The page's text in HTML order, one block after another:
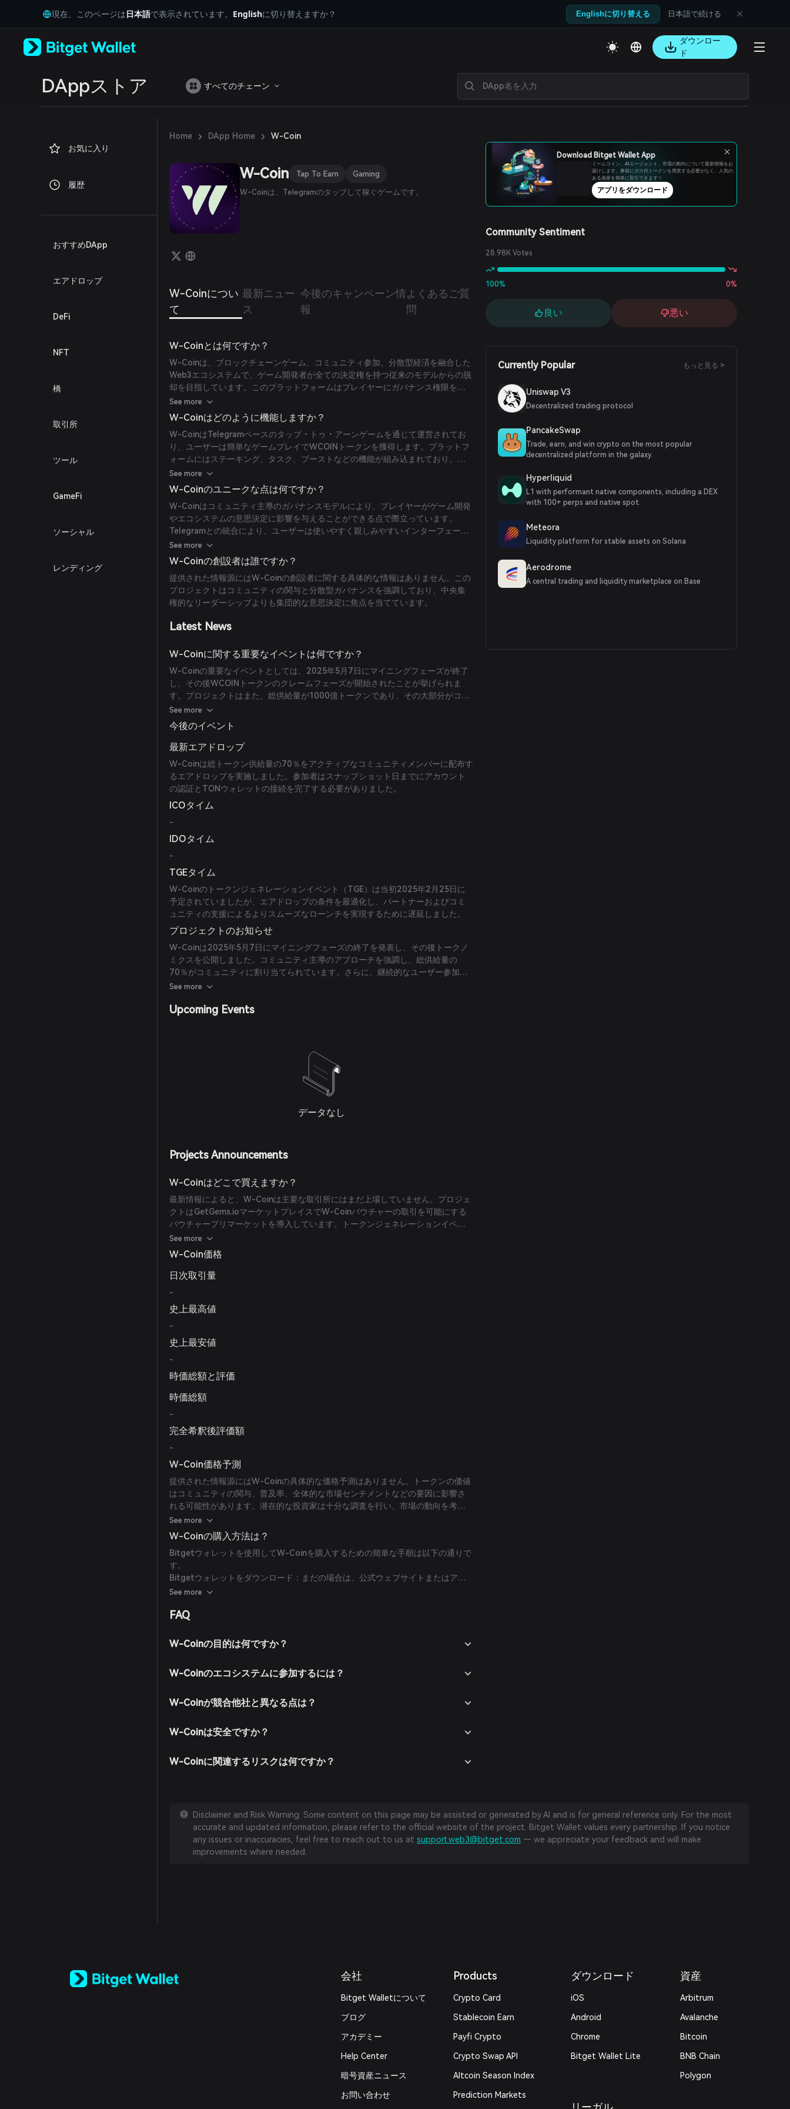
Tiếng Việt
Русский
Español (Latinoamérica)
Português (Portugal)
Bahasa Indonesia
Español (Argentina)
現在、このページは日本語で表示されています。 Englishに切り替えますか？ Englishに切り替える 日本語で続ける
ダウンロー
ド
DAppストア すべてのチェーン
お気に入り
履歴
おすすめDApp
エアドロップ
DeFi
NFT
橋
取引所
ツール
GameFi
ソーシャル
レンディング
Home › DApp Home › W-Coin
W-Coin Tap To Earn Gaming
W-Coinは、Telegramのタップして稼ぐゲームです。
W-Coinについ
て
最新ニュー
ス
今後のキャンペーン情
報
よくあるご質
問
W-Coinとは何ですか？
W-Coinは、ブロックチェーンゲーム、コミュニティ参加、分散型経済を融合した
Web3エコシステムで、ゲーム開発者が全ての決定権を持つ従来のモデルからの脱
却を目指しています。このプラットフォームはプレイヤーにガバナンス権限を付
与し、ブロックチェーン技術と透明な投票システムを活用して、全ての参加者が
ゲーム内世界に実際の影響を与えることを保証します。多くの中央集権運営のゲ
ームとは異なり、W-Coinはプレイヤーを単なるユーザーではなく共同クリエイタ
ーとして扱います。ゲーム開発の方向性、機能のアップグレード、さらには基盤
となるブロックチェーンの選定までもがコミュニティ全体の投票によって決定さ
れ、真の分散化を実現しています。
See more
W-Coinはどのように機能しますか？
W-CoinはTelegramベースのタップ・トゥ・アーンゲームを通じて運営されてお
り、ユーザーは簡単なゲームプレイでWCOINトークンを獲得します。プラットフ
ォームにはステーキング、タスク、ブーストなどの機能が組み込まれており、ユ
ーザーのエンゲージメントとトークンの蓄積を促進します。さらに、W-Coinは3
日連続でログインしないユーザーに対して毎日一定割合のトークン割当が減少す
る非アクティブバーンポリシーを採用し、継続的な参加を奨励しています。
See more
W-Coinのユニークな点は何ですか？
W-Coinはコミュニティ主導のガバナンスモデルにより、プレイヤーがゲーム開発
やエコシステムの意思決定に影響を与えることができる点で際立っています。
Telegramとの統合により、ユーザーは使いやすく親しみやすいインターフェース
を利用できます。さらに、W-Coinのトークノミクスはコミュニティへの関与を重
視しており、総供給量の70％がエアドロップやステーキングプールを通じてコミ
ュニティに割り当てられ、ユーザーがプロジェクトの成功に大きな利害関係を持
つことを保証しています。
See more
W-Coinの創設者は誰ですか？
提供された情報源にはW-Coinの創設者に関する具体的な情報はありません。この
プロジェクトはコミュニティの関与と分散型ガバナンスを強調しており、中央集
権的なリーダーシップよりも集団的な意思決定に焦点を当てています。
Latest News
W-Coinに関する重要なイベントは何ですか？
W-Coinの重要なイベントとしては、2025年5月7日にマイニングフェーズが終了
し、その後WCOINトークンのクレームフェーズが開始されたことが挙げられま
す。プロジェクトはまた、総供給量が1000億トークンであり、その大部分がコミ
ュニティに割り当てられるトークノミクスを発表しました。さらに、W-Coinの公
式上場は2025年2月25日に予定されており、エアドロップの条件を最適化しスム
ーズなローンチを目指しています。
See more
今後のイベント
最新エアドロップ
W-Coinは総トークン供給量の70％をアクティブなコミュニティメンバーに配布す
るエアドロップを実施しました。参加者はスナップショット日までにアカウント
の認証とTONウォレットの接続を完了する必要がありました。
ICOタイム
-
IDOタイム
-
TGEタイム
W-Coinのトークンジェネレーションイベント（TGE）は当初2025年2月25日に
予定されていましたが、エアドロップの条件を最適化し、パートナーおよびコミ
ュニティの支援によるよりスムーズなローンチを実現するために遅延しました。
プロジェクトのお知らせ
W-Coinは2025年5月7日にマイニングフェーズの終了を発表し、その後トークノ
ミクスを公開しました。コミュニティ主導のアプローチを強調し、総供給量の
70％がコミュニティに割り当てられています。さらに、継続的なユーザー参加を
促進するための非アクティブバーンポリシーも導入しました。
See more
Upcoming Events
データなし
Projects Announcements
W-Coinはどこで買えますか？
最新情報によると、W-Coinは主要な取引所にはまだ上場していません。プロジェ
クトはGetGems.ioマーケットプレイスでW-Coinバウチャーの取引を可能にする
バウチャープリマーケットを導入しています。トークンジェネレーションイベン
ト（TGE）が行われると、これらのバウチャーはWCOINトークンに変換可能とな
ります。
See more
W-Coin価格
日次取引量
-
史上最高値
-
史上最安値
-
時価総額と評価
時価総額
-
完全希釈後評価額
-
W-Coin価格予測
提供された情報源にはW-Coinの具体的な価格予測はありません。トークンの価値
はコミュニティの関与、普及率、全体的な市場センチメントなどの要因に影響さ
れる可能性があります。潜在的な投資家は十分な調査を行い、市場の動向を考慮
した上で投資判断を行うべきです。
See more
W-Coinの購入方法は？
Bitgetウォレットを使用してW-Coinを購入するための簡単な手順は以下の通りで
す。
Bitgetウォレットをダウンロード：まだの場合は、公式ウェブサイトまたはアプ
リストアからBitgetウォレットアプリをダウンロードしてください。
ます。強力なパスワードでアカウントを保護してください。
貨で暗号を購入してBitgetウォレットに資金を入金します。
マーケットへ移動：Bitgetウォレット内のマーケットセクションに移動し、W-
注文を出す：希望する取引ペア（例：W-Coin/USDT）を選択し、購入したい額を
See more
FAQ
W-Coinの目的は何ですか？
W-Coinのエコシステムに参加するには？
W-Coinが競合他社と異なる点は？
W-Coinは安全ですか？
W-Coinに関連するリスクは何ですか？
Download Bitget Wallet App
ミームコイン、AIエージェント、市場の動向について最新情報をお
届けします。事前にガス代トークンを用意する必要がなく、人気の
ある資産を簡単に取引できます！
アプリをダウンロード
Community Sentiment
28.98K Votes
100% 0%
良い 悪い
Currently Popular もっと見る >
Uniswap V3
Decentralized trading protocol
PancakeSwap
Trade, earn, and win crypto on the most popular
decentralized platform in the galaxy.
Hyperliquid
L1 with performant native components, including a DEX
with 100+ perps and native spot.
Meteora
Liquidity platform for stable assets on Solana
Aerodrome
A central trading and liquidity marketplace on Base
Disclaimer and Risk Warning: Some content on this page may be assisted or generated by AI and is for general reference only. For the most
accurate and updated information, please refer to the official website of the project. Bitget Wallet values every partnership. If you notice
any issues or inaccuracies, feel free to reach out to us atsupport.web3@bitget.com — we appreciate your feedback and will make
improvements where needed.
Español (Latinoamérica)
会社
Bitget Walletについて
ブログ
アカデミー
Help Center
暗号資産ニュース
お問い合わせ
Products
Crypto Card
Stablecoin Earn
Payfi Crypto
Crypto Swap API
Altcoin Season Index
Prediction Markets
ダウンロード
iOS
Android
Chrome
Bitget Wallet Lite
資産
Arbitrum
Avalanche
Bitcoin
BNB Chain
Polygon